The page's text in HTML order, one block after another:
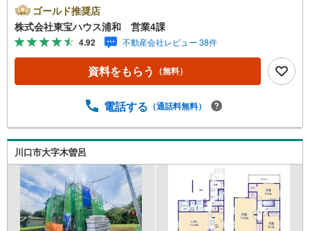
無休）こちらの時間帯はお電話でのお問い合わせがスムー
ズにご案内できますぜひお気軽にご連絡下さい！東宝ハウ
スライフソリューションズグループ 東宝ハウス浦和 特
別提携金利〔一例〕東宝ハウス浦和の住宅ローン■変動金利
全期間引下げプラン⇒住宅ローン金利優遇割の最大適用
《0.89％》と某信用金庫金利1.275％の比較借入金4000万円
分まで（審査・要件があります）◇TOHO HOUSE CLUBで
接ご対応ライフプランニング、かけつけサポート、Club Off
プレミアムなど多彩なサービスがございます
ゴールド推奨店
株式会社東宝ハウス浦和 営業4課
4.92 不動産会社レビュー 38件
資料をもらう （無料）
電話する （通話料無料）
川口市大字木曽呂